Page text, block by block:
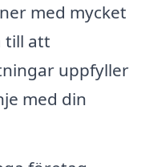
med mycket
till att
uppfyller
med din